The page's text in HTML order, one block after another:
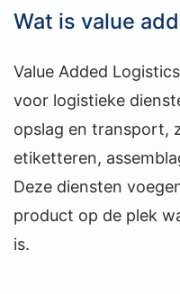
Wat is value
Value Added
voor logistieke
opslag en transport,
etiketteren,
Deze diensten
product op de plek
is.